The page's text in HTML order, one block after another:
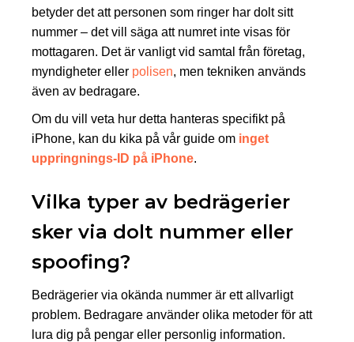
betyder det att personen som ringer har dolt sitt
nummer – det vill säga att numret inte visas för
mottagaren. Det är vanligt vid samtal från företag,
myndigheter eller polisen, men tekniken används
även av bedragare.
Om du vill veta hur detta hanteras specifikt på
iPhone, kan du kika på vår guide om inget
uppringnings‑ID på iPhone.
Vilka typer av bedrägerier
sker via dolt nummer eller
spoofing?
Bedrägerier via okända nummer är ett allvarligt
problem. Bedragare använder olika metoder för att
lura dig på pengar eller personlig information.